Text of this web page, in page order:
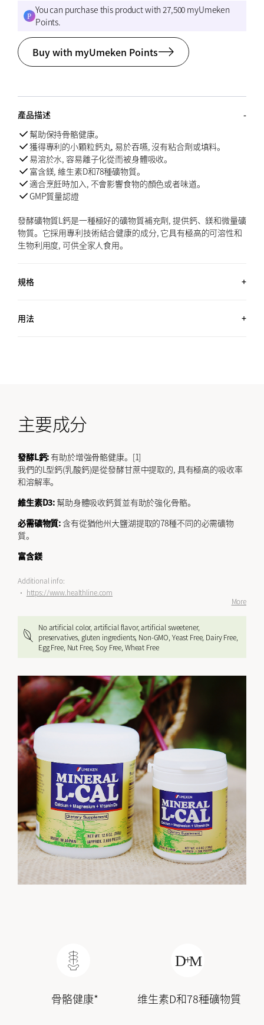
You can purchase this product with 27,500 myUmeken
Points.
Buy with myUmeken Points
產品描述
幫助保持骨骼健康。
獲得專利的小顆粒鈣丸, 易於吞嚥, 沒有粘合劑或填料。
易溶於水, 容易離子化從而被身體吸收。
富含鎂, 維生素D和78種礦物質。
適合烹飪時加入, 不會影響食物的顏色或者味道。
GMP質量認證
發酵礦物質L鈣是一種極好的礦物質補充劑, 提供鈣、鎂和微量礦
物質。它採用專利技術結合健康的成分, 它具有極高的可溶性和
生物利用度, 可供全家人食用。
規格
用法
主要成分
發酵L鈣:有助於增強骨骼健康。[1]
我們的L型鈣(乳酸鈣)是從發酵甘蔗中提取的, 具有極高的吸收率
和溶解率。
維生素D3: 幫助身體吸收鈣質並有助於強化骨骼。
必需礦物質:含有從猶他州大鹽湖提取的78種不同的必需礦物
質。
富含鎂
Additional info:
• https://www.healthline.com
More
No artificial color, artificial flavor, artificial sweetener,
preservatives, gluten ingredients, Non-GMO, Yeast Free, Dairy Free,
Egg Free, Nut Free, Soy Free, Wheat Free
骨骼健康* 维生素D和78種礦物質